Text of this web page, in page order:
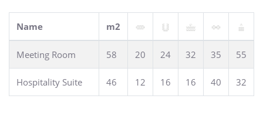
möchten wir Ihr Lieblingshotel in Vaughan, Ontario werden.
Name m2
Meeting Room 58 20 24 32 35 55
Hospitality Suite 46 12 16 16 40 32